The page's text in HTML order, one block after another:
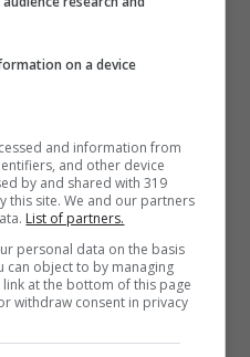
arriva su PS4 e Xbox
una lunghissima
più apprezzati degli
on a device
and information from
and other device
by and shared with 319
this site. We and our partners
List of partners.
personal data on the basis
can object to by managing
at the bottom of this page
withdraw consent in privacy